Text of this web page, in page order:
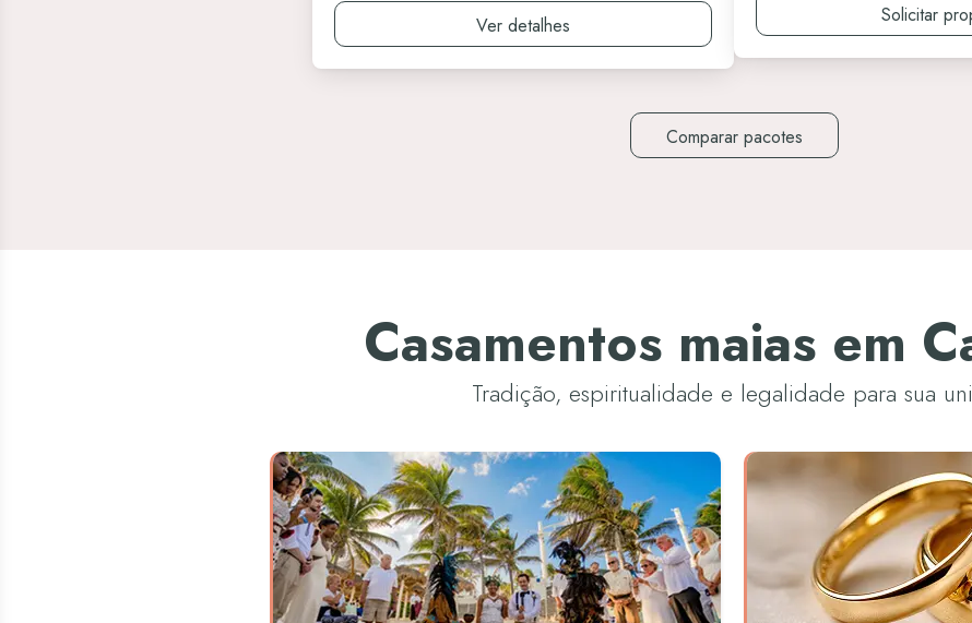
Ver detalhes Solicitar
Comparar pacotes
Casamentos maias em
Tradição, espiritualidade e legalidade para sua